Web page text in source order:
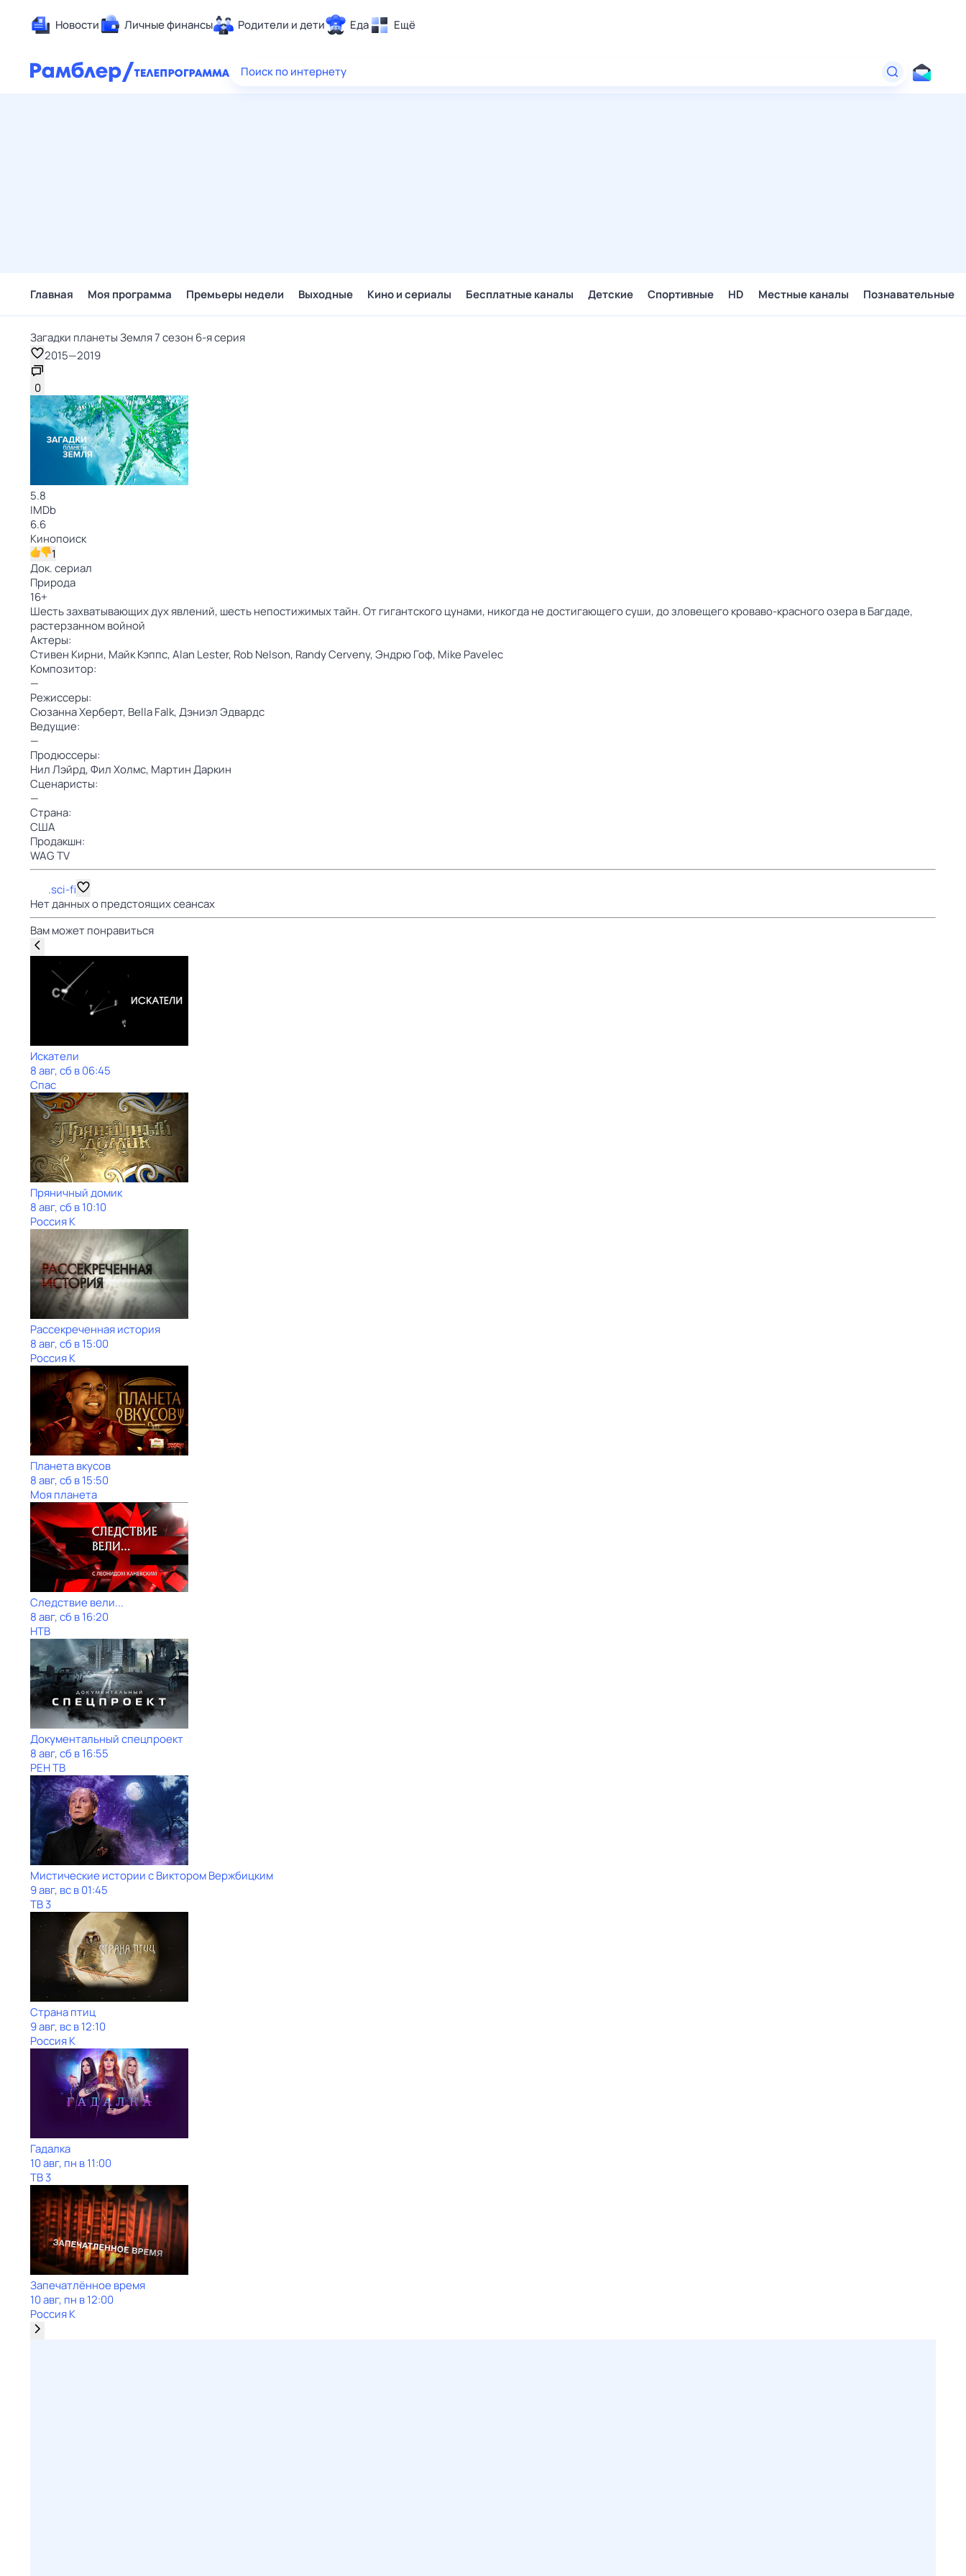
Новости Личные финансы Родители и дети Еда Ещё
Здоровье
Поиск по интернету
Главная Моя программа Премьеры недели Выходные Кино и сериалы Бесплатные каналы Детские Спортивные HD Местные каналы Познавательные
Загадки планеты Земля 7 сезон 6-я серия
2015—2019
0
5.8
IMDb
6.6
Кинопоиск
1
Док. сериал
Природа
16+
Шесть захватывающих дух явлений, шесть непостижимых тайн. От гигантского цунами, никогда не достигающего суши, до зловещего кроваво-красного озера в Багдаде,
растерзанном войной
Актеры:
Стивен Кирни, Майк Кэппс,Alan Lester, Rob Nelson, Randy Cerveny,Эндрю Гоф, Mike Pavelec
Композитор:
—
Режиссеры:
Сюзанна Херберт, Bella Falk,Дэниэл Эдвардс
Ведущие:
—
Продюссеры:
Нил Лэйрд,Фил Холмс, Мартин Даркин
Сценаристы:
—
Страна:
США
Продакшн:
WAG TV
.sci-fi
Нет данных о предстоящих сеансах
Вам может понравиться
Искатели
8 авг, сб в 06:45
Спас
Пряничный домик
8 авг, сб в 10:10
Россия К
Рассекреченная история
8 авг, сб в 15:00
Россия К
Планета вкусов
8 авг, сб в 15:50
Моя планета
Следствие вели...
8 авг, сб в 16:20
НТВ
Документальный спецпроект
8 авг, сб в 16:55
РЕН ТВ
Мистические истории с Виктoром Bержбицким
9 авг, вс в 01:45
ТВ 3
Страна птиц
9 авг, вс в 12:10
Россия К
Гадaлкa
10 авг, пн в 11:00
ТВ 3
Запечатлённое время
10 авг, пн в 12:00
Россия К